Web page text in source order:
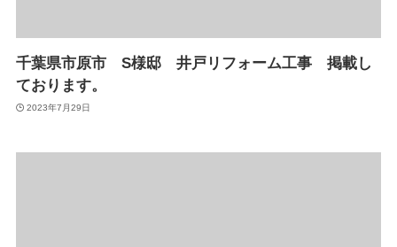
千葉県市原市 S様邸 井戸リフォーム工事 掲載し
ております。
2023年7月29日